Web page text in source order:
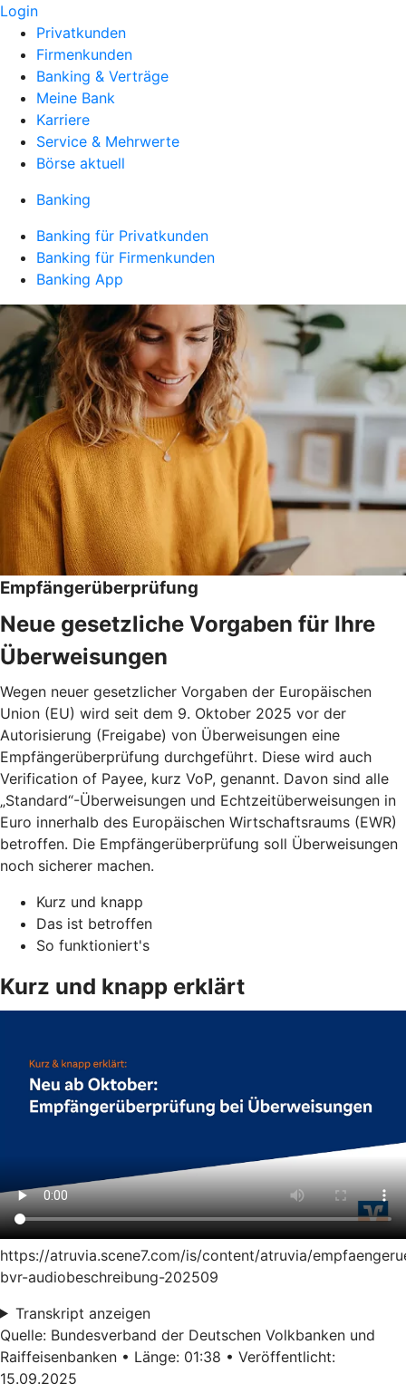
Login
Privatkunden
Firmenkunden
Banking & Verträge
Meine Bank
Karriere
Service & Mehrwerte
Börse aktuell
Banking
Banking für Privatkunden
Banking für Firmenkunden
Banking App
Empfängerüberprüfung
Neue gesetzliche Vorgaben für Ihre
Überweisungen
Wegen neuer gesetzlicher Vorgaben der Europäischen
Union (EU) wird seit dem 9. Oktober 2025 vor der
Autorisierung (Freigabe) von Überweisungen eine
Empfängerüberprüfung durchgeführt. Diese wird auch
Verification of Payee, kurz VoP, genannt. Davon sind alle
„Standard“-Überweisungen und Echtzeitüberweisungen in
Euro innerhalb des Europäischen Wirtschaftsraums (EWR)
betroffen. Die Empfängerüberprüfung soll Überweisungen
noch sicherer machen.
Kurz und knapp
Das ist betroffen
So funktioniert's
Kurz und knapp erklärt
https://atruvia.scene7.com/is/content/atruvia/
bvr-audiobeschreibung-202509
Transkript anzeigen
Quelle: Bundesverband der Deutschen Volkbanken und
Raiffeisenbanken • Länge: 01:38 • Veröffentlicht:
15.09.2025